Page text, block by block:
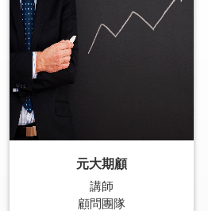
元大期顧
講師
顧問團隊